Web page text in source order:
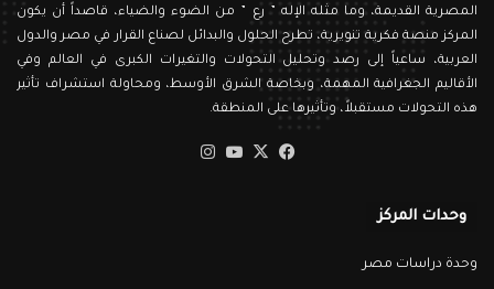
المصرية القديمة، وما مثله الإله ” رع ” من الضوء والضياء، قاصداً أن يكون
المركز منصة فكرية تنويرية، تطرح الحلول والبدائل لصناع القرار في مصر والدول
العربية، ساعياً إلى رصد وتحليل التحولات والتغيرات الكبرى في العالم وفي
الأقاليم الجغرافية المهمة، وبخاصة الشرق الأوسط، ومحاولة استشراف تأثير
هذه التحولات مستقبلاً، وتأثيرها على المنطقة.
فيسبوك
‫X
‫YouTube
وحدات المركز
وحدة دراسات مصر